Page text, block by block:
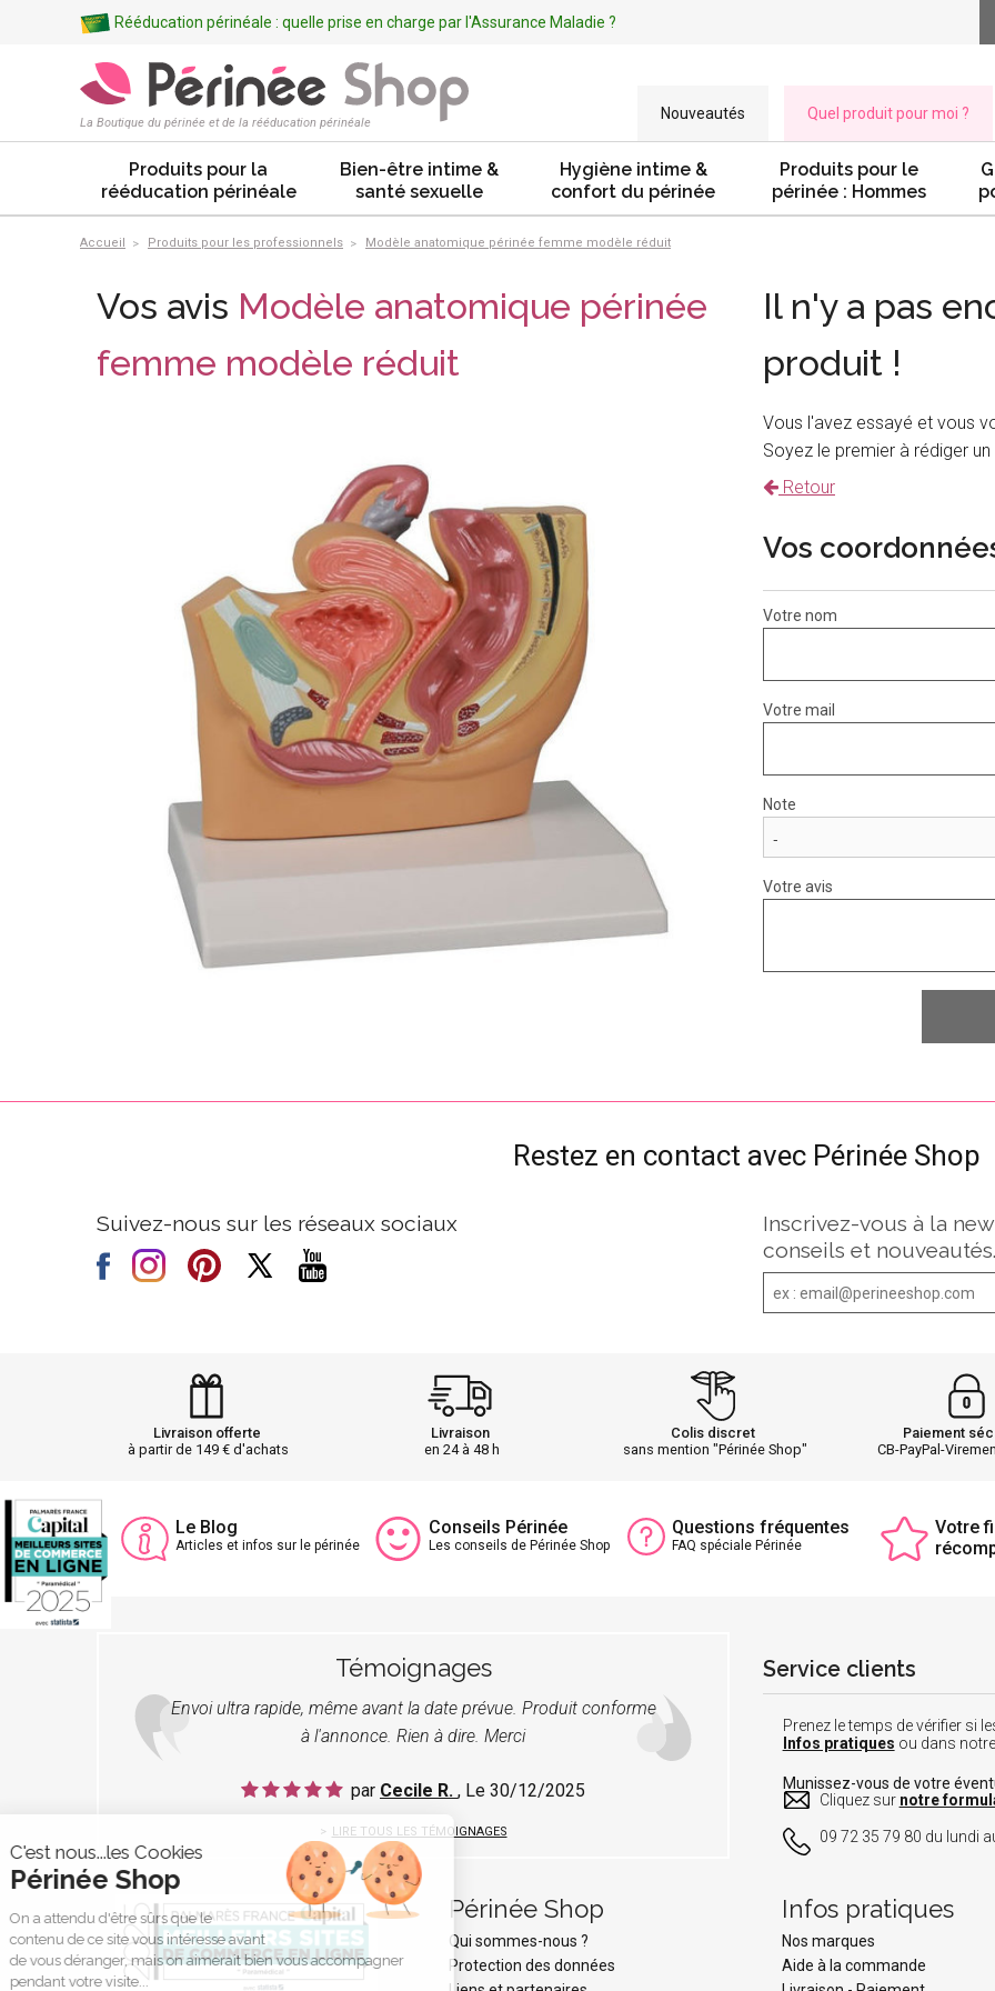
Rééducation périnéale : quelle prise en charge par l'Assurance Maladie ?
La Boutique du périnée et de la rééducation périnéale
Nouveautés Quel produit pour moi ?
Produits pour la
rééducation périnéale
Bien-être intime &
santé sexuelle
Hygiène intime &
confort du périnée
Produits pour le
périnée : Hommes
Accueil Produits pour les professionnels Modèle anatomique périnée femme modèle réduit
Vos avis Modèle anatomique périnée
femme modèle réduit
Il n'y a pas
produit !
Vous l'avez essayé et vous
Soyez le premier à rédiger
Retour
Vos
Votre nom
Votre mail
Note
Votre avis
Restez en contact avec Périnée Shop
Suivez-nous sur les réseaux sociaux
Inscrivez-vous à la
conseils et nouveautés.
Livraison offerte
à partir de 149 € d'achats
Livraison
en 24 à 48 h
Colis discret
sans mention "Périnée Shop"
Paiement
CB-PayPal-
Le Blog
Articles et infos sur le périnée
Conseils Périnée
Les conseils de Périnée Shop
Questions fréquentes
FAQ spéciale Périnée
Votre
Témoignages
Envoi ultra rapide, même avant la date prévue. Produit conforme
à l'annonce. Rien à dire. Merci
par Cecile R. , Le 30/12/2025
LIRE TOUS LES TÉMOIGNAGES
Service clients
Prenez le temps de vérifier si
Infos pratiques ou dans
Munissez-vous de votre
Cliquez sur notre
09 72 35 79 80 du lundi
Périnée Shop
Qui sommes-nous ?
Protection des données
Infos pratiques
Nos marques
Aide à la commande
C'est nous...les Cookies
Périnée Shop
On a attendu d'être sûrs que le
contenu de ce site vous intéresse avant
de vous déranger, mais on aimerait bien vous accompagner
pendant votre visite...